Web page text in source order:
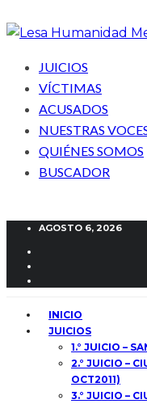
JUICIOS
VÍCTIMAS
ACUSADOS
NUESTRAS
QUIÉNES SOMOS
BUSCADOR
AGOSTO 6, 2026
INICIO
JUICIOS
1.° JUICIO –
2.° JUICIO –
OCT2011)
3.° JUICIO –